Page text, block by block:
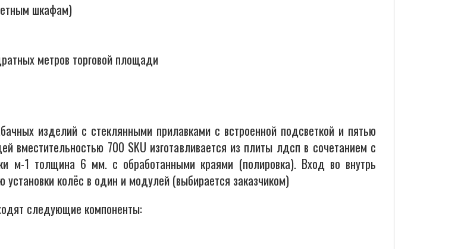
шкафам)
метров торговой площади
изделий с стеклянными прилавками с встроенной подсветкой и пятью
вместительностью 700 SKU изготавливается из плиты лдсп в сочетанием с
м-1 толщина 6 мм. с обработанными краями (полировка). Вход во внутрь
колёс в один и модулей (выбирается заказчиком)
следующие компоненты: